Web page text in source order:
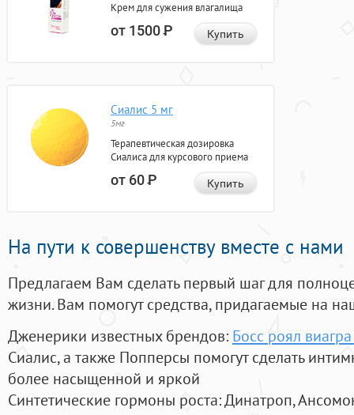
Крем для сужения влагалища
от 1500Р Купить
Сиалис 5 мг
5мг
Терапевтическая дозировка
Сиалиса для курсового приема
от 60Р Купить
На пути к совершенству вместе с нами
Предлагаем Вам сделать первый шаг для
жизни. Вам помогут средства, придагаемые на
Дженерики известных брендов: Босс роял
Сиалис, а также Попперсы помогут сделать
более насыщенной и яркой
Синтетические гормоны роста: Динатроп,